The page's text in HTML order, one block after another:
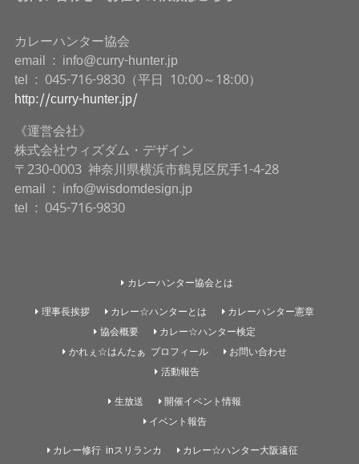
カレーハンター協会
email : info@curry-hunter.jp
tel : 045-716-9830（平日 10:00～18:00）
http://curry-hunter.jp/
《運営会社》
株式会社ウィズダム・デザイン
〒230-0003 神奈川県横浜市鶴見区尻手1-4-28
email : info@wisdomdesign.jp
tel : 045-716-9830
カレーハンター協会とは
理事長挨拶 カレー☆ハンターとは
カレーハンター憲章
協会概要
カレー☆ハンター検定
かれぇ☆はんたぁ プロフィール
お問い合わせ
活動報告
生放送
開催イベント情報
イベント報告
カレー修行 inスリランカ
カレー☆ハンター大阪遠征